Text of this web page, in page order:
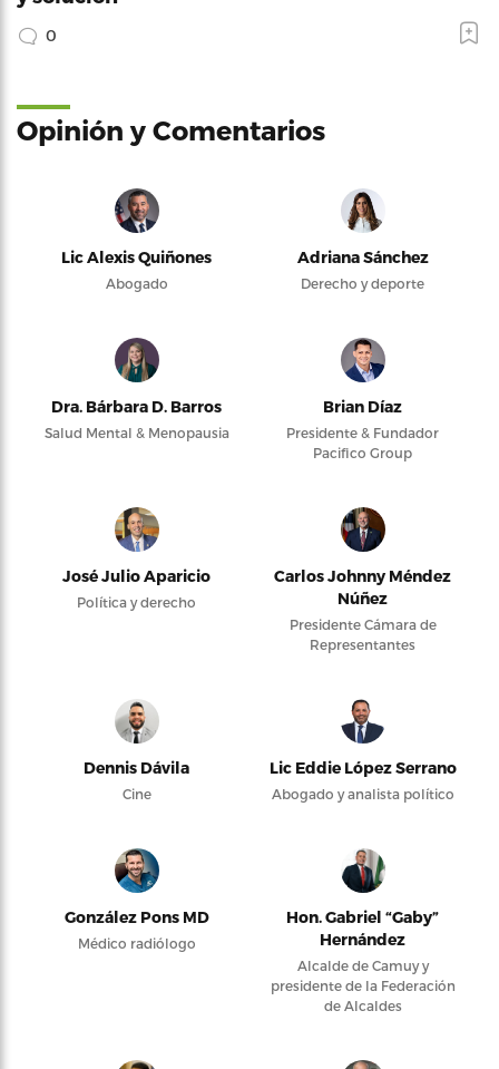
0
Opinión y Comentarios
Lic Alexis Quiñones
Abogado
Adriana Sánchez
Derecho y deporte
Dra. Bárbara D. Barros
Salud Mental & Menopausia
Brian Díaz
Presidente & Fundador
Pacifico Group
José Julio Aparicio
Política y derecho
Carlos Johnny Méndez
Núñez
Presidente Cámara de
Representantes
Dennis Dávila
Cine
Lic Eddie López Serrano
Abogado y analista político
González Pons MD
Médico radiólogo
Hon. Gabriel “Gaby”
Hernández
Alcalde de Camuy y
presidente de la Federación
de Alcaldes